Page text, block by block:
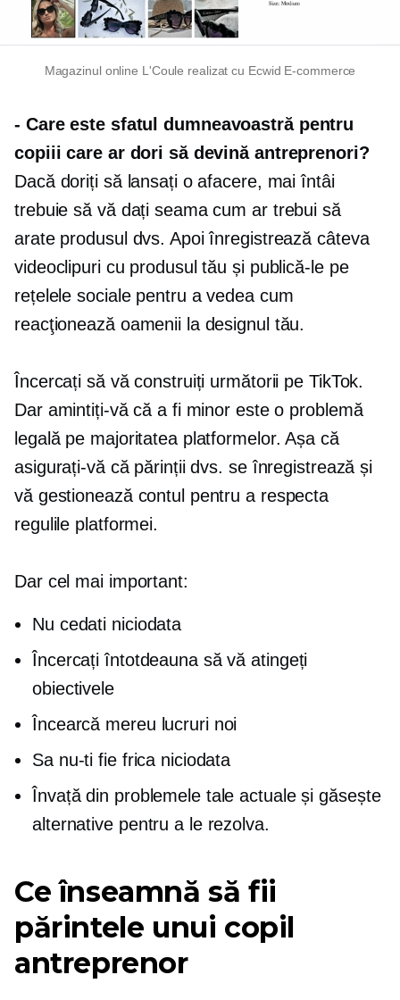
Magazinul online L'Coule realizat cu Ecwid E-commerce
- Care este sfatul dumneavoastră pentru
copiii care ar dori să devină antreprenori?
Dacă doriți să lansați o afacere, mai întâi
trebuie să vă dați seama cum ar trebui să
arate produsul dvs. Apoi înregistrează câteva
videoclipuri cu produsul tău și publică-le pe
rețelele sociale pentru a vedea cum
reacţionează oamenii la designul tău.
Încercați să vă construiți următorii pe TikTok.
Dar amintiți-vă că a fi minor este o problemă
legală pe majoritatea platformelor. Așa că
asigurați-vă că părinții dvs. se înregistrează și
vă gestionează contul pentru a respecta
regulile platformei.
Dar cel mai important:
Nu cedati niciodata
Încercați întotdeauna să vă atingeți
obiectivele
Încearcă mereu lucruri noi
Sa nu-ti fie frica niciodata
Învață din problemele tale actuale și găsește
alternative pentru a le rezolva.
Ce înseamnă să fii
părintele unui copil
antreprenor